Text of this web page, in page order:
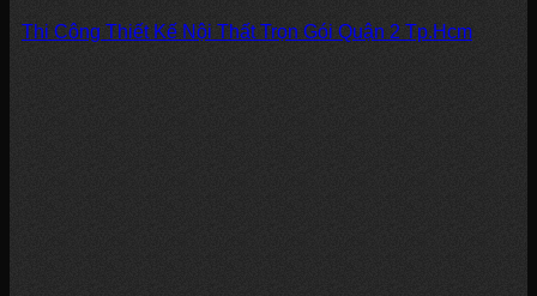
Thi Công Thiết Kế Nội Thất Trọn Gói Quận 2 Tp.Hcm